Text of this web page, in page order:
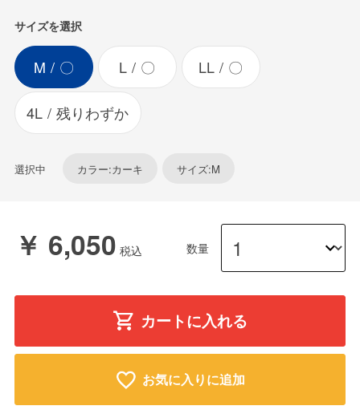
サイズを選択
M 〇 L 〇 LL 〇
4L 残りわずか
選択中 カラー:カーキ サイズ:M
￥ 6,050 数量
カートに入れる
お気に入りに追加